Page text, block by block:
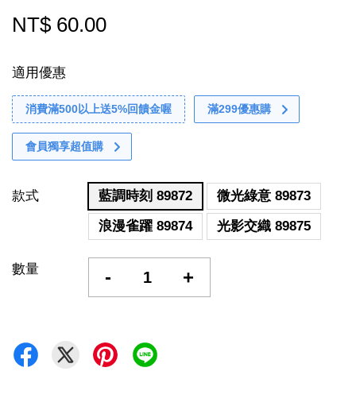
NT$ 60.00
適用優惠
消費滿500以上送5%回饋金喔 滿299優惠購
會員獨享超值購
款式 藍調時刻 89872
微光綠意 89873
浪漫雀躍 89874
光影交織 89875
數量 - +